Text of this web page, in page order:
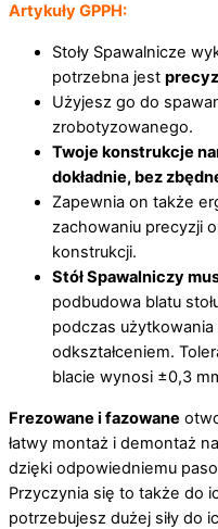
Artykuły GPPH:
Stoły Spawalnicze
potrzebna jest
Użyjesz go do
zrobotyzowanego.
Twoje konstrukcje
dokładnie, bez
Zapewnia on także
zachowaniu precyzji
konstrukcji.
Stół Spawalniczy
podbudowa blatu
podczas
odkształceniem.
blacie wynosi ±0,3
Frezowane i fazowane
łatwy montaż i demontaż
dzięki odpowiedniemu
Przyczynia się to także do
potrzebujesz dużej siły do